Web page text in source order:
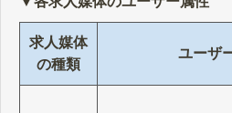
求人媒体
の種類
ユーザ